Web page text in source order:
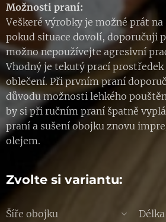
Možnosti praní:
Veškeré výrobky je možné prát na
pokud situace dovolí, doporučuji
možno nepoužívejte agresivní
Vhodný je tekutý prací
oblečení. Při prvním praní
důvodu možnosti lehkého
by si při ručním praní špatně
praní a sušení obojku znovu
olejem.
Zvolte si variantu:
Šíře obojku